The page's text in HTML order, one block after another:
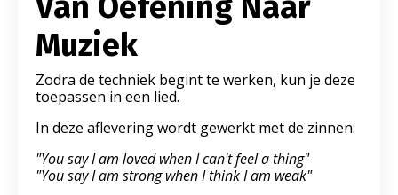
Muziek
Zodra de techniek begint te werken, kun je deze
toepassen in een lied.
In deze aflevering wordt gewerkt met de zinnen:
"You say I am loved when I can't feel a thing"
"You say I am strong when I think I am weak"